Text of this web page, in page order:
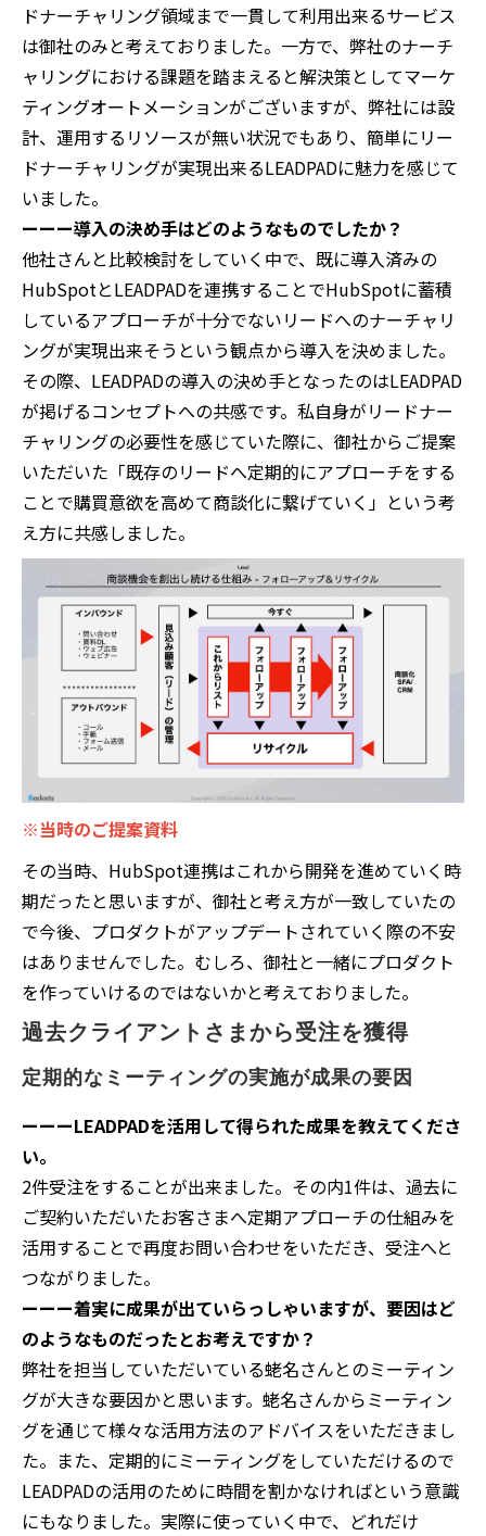
ドナーチャリング領域まで一貫して利用出来るサービス
は御社のみと考えておりました。一方で、弊社のナーチ
ャリングにおける課題を踏まえると解決策としてマーケ
ティングオートメーションがございますが、弊社には設
計、運用するリソースが無い状況でもあり、簡単にリー
ドナーチャリングが実現出来るLEADPADに魅力を感じて
いました。
ーーー導入の決め手はどのようなものでしたか？
他社さんと比較検討をしていく中で、既に導入済みの
HubSpotとLEADPADを連携することでHubSpotに蓄積
しているアプローチが十分でないリードへのナーチャリ
ングが実現出来そうという観点から導入を決めました。
その際、LEADPADの導入の決め手となったのはLEADPAD
が掲げるコンセプトへの共感です。私自身がリードナー
チャリングの必要性を感じていた際に、御社からご提案
いただいた「既存のリードへ定期的にアプローチをする
ことで購買意欲を高めて商談化に繋げていく」という考
え方に共感しました。
※当時のご提案資料
その当時、HubSpot連携はこれから開発を進めていく時
期だったと思いますが、御社と考え方が一致していたの
で今後、プロダクトがアップデートされていく際の不安
はありませんでした。むしろ、御社と一緒にプロダクト
を作っていけるのではないかと考えておりました。
過去クライアントさまから受注を獲得
定期的なミーティングの実施が成果の要因
ーーーLEADPADを活用して得られた成果を教えてくださ
い。
2件受注をすることが出来ました。その内1件は、過去に
ご契約いただいたお客さまへ定期アプローチの仕組みを
活用することで再度お問い合わせをいただき、受注へと
つながりました。
ーーー着実に成果が出ていらっしゃいますが、要因はど
のようなものだったとお考えですか？
弊社を担当していただいている蛯名さんとのミーティン
グが大きな要因かと思います。蛯名さんからミーティン
グを通じて様々な活用方法のアドバイスをいただきまし
た。また、定期的にミーティングをしていただけるので
LEADPADの活用のために時間を割かなければという意識
にもなりました。実際に使っていく中で、どれだけ